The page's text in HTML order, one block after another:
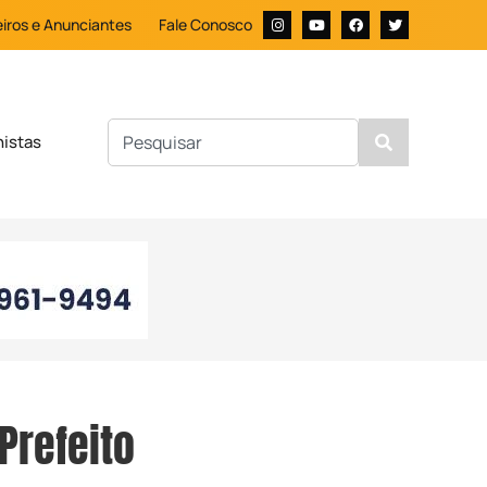
e Anunciantes Fale Conosco